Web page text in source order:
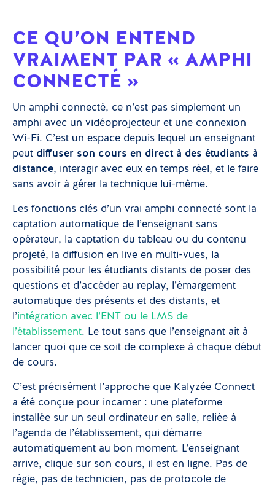
CE QU’ON ENTEND
VRAIMENT PAR « AMPHI
CONNECTÉ »
Un amphi connecté, ce n’est pas simplement un
amphi avec un vidéoprojecteur et une connexion
Wi-Fi. C’est un espace depuis lequel un enseignant
peut diffuser son cours en direct à des étudiants à
distance, interagir avec eux en temps réel, et le faire
sans avoir à gérer la technique lui-même.
Les fonctions clés d’un vrai amphi connecté sont la
captation automatique de l’enseignant sans
opérateur, la captation du tableau ou du contenu
projeté, la diffusion en live en multi-vues, la
possibilité pour les étudiants distants de poser des
questions et d’accéder au replay, l’émargement
automatique des présents et des distants, et
l’intégration avec l’ENT ou le LMS de
l’établissement. Le tout sans que l’enseignant ait à
lancer quoi que ce soit de complexe à chaque début
de cours.
C’est précisément l’approche que Kalyzée Connect
a été conçue pour incarner : une plateforme
installée sur un seul ordinateur en salle, reliée à
l’agenda de l’établissement, qui démarre
automatiquement au bon moment. L’enseignant
arrive, clique sur son cours, il est en ligne. Pas de
régie, pas de technicien, pas de protocole de